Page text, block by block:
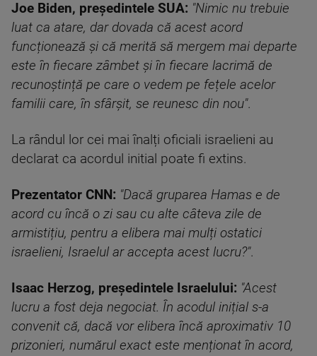
Joe Biden, președintele SUA: "Nimic nu trebuie
luat ca atare, dar dovada că acest acord
funcționează și că merită să mergem mai departe
este în fiecare zâmbet și în fiecare lacrimă de
recunoștință pe care o vedem pe fețele acelor
familii care, în sfârșit, se reunesc din nou".
La rândul lor cei mai înalți oficiali israelieni au
declarat ca acordul initial poate fi extins.
Prezentator CNN: "Dacă gruparea Hamas e de
acord cu încă o zi sau cu alte câteva zile de
armistițiu, pentru a elibera mai mulți ostatici
israelieni, Israelul ar accepta acest lucru?".
Isaac Herzog, președintele Israelului: "Acest
lucru a fost deja negociat. În acodul inițial s-a
convenit că, dacă vor elibera încă aproximativ 10
prizonieri, numărul exact este menționat în acord,